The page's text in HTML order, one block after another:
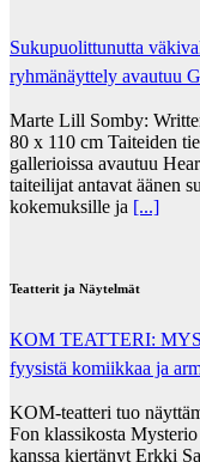
Sukupuolittunutta
ryhmänäyttely avautuu
Marte Lill Somby:
80 x 110 cm Taiteiden
gallerioissa avautuu
taiteilijat antavat äänen
kokemuksille ja [...]
Teatterit ja Näytelmät
KOM TEATTERI:
fyysistä komiikkaa ja
KOM-teatteri tuo
Fon klassikosta
kanssa kiertänyt Erkki